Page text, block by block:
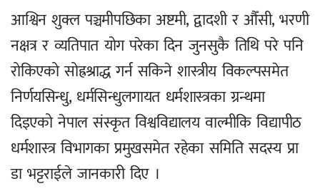
आश्विन शुक्ल पञ्चमीपछिका अष्टमी, द्वादशी र औँसी, भरणी
नक्षत्र र व्यतिपात योग परेका दिन जुनसुकै तिथि परे पनि
रोकिएको सोह्रश्राद्ध गर्न सकिने शास्त्रीय विकल्पसमेत
निर्णयसिन्धु, धर्मसिन्धुलगायत धर्मशास्त्रका ग्रन्थमा
दिइएको नेपाल संस्कृत विश्वविद्यालय वाल्मीकि विद्यापीठ
धर्मशास्त्र विभागका प्रमुखसमेत रहेका समिति सदस्य प्रा
डा भट्टराईले जानकारी दिए ।